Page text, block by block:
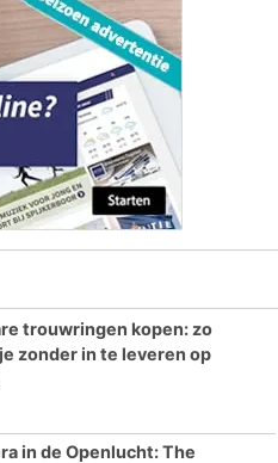
trouwringen kopen: zo
zonder in te leveren op
in de Openlucht: The